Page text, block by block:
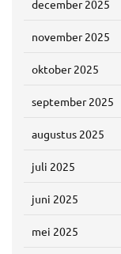
december 2025
november 2025
oktober 2025
september 2025
augustus 2025
juli 2025
juni 2025
mei 2025